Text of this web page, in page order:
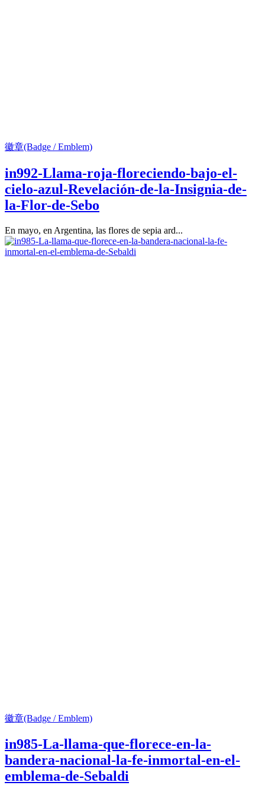
徽章(Badge / Emblem)
in992-Llama-roja-floreciendo-bajo-el-
cielo-azul-Revelación-de-la-Insignia-de-
la-Flor-de-Sebo
En mayo, en Argentina, las flores de sepia ard...
徽章(Badge / Emblem)
in985-La-llama-que-florece-en-la-
bandera-nacional-la-fe-inmortal-en-el-
emblema-de-Sebaldi